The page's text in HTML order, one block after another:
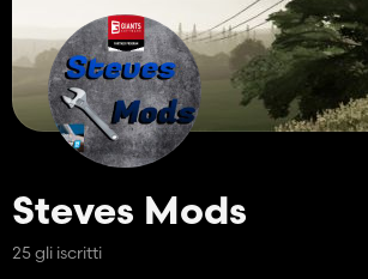
Steves Mods
25 gli iscritti